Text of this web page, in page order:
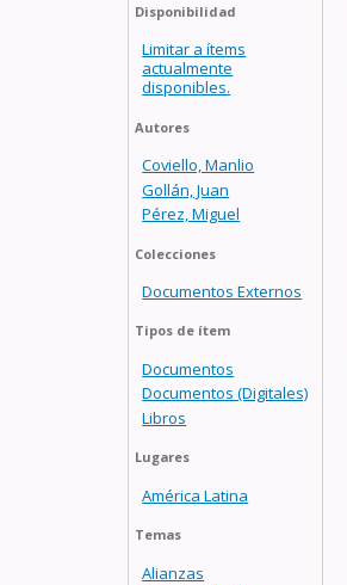
Disponibilidad
Limitar a ítems
actualmente
disponibles.
Autores
Coviello, Manlio
Gollán, Juan
Pérez, Miguel
Colecciones
Documentos Externos
Tipos de ítem
Documentos
Documentos (Digitales)
Libros
Lugares
América Latina
Temas
Alianzas